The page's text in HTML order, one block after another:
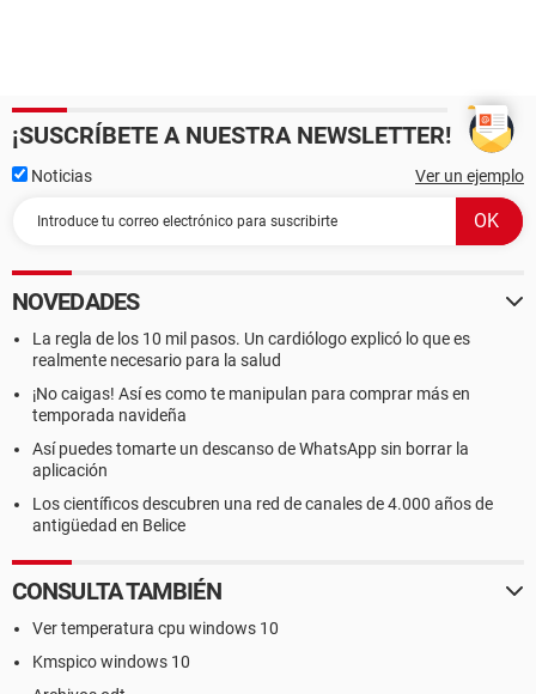
¡SUSCRÍBETE A NUESTRA NEWSLETTER!
Noticias Ver un ejemplo
NOVEDADES
La regla de los 10 mil pasos. Un cardiólogo explicó lo que es
realmente necesario para la salud
¡No caigas! Así es como te manipulan para comprar más en
temporada navideña
Así puedes tomarte un descanso de WhatsApp sin borrar la
aplicación
Los científicos descubren una red de canales de 4.000 años de
antigüedad en Belice
CONSULTA TAMBIÉN
Ver temperatura cpu windows 10
Kmspico windows 10